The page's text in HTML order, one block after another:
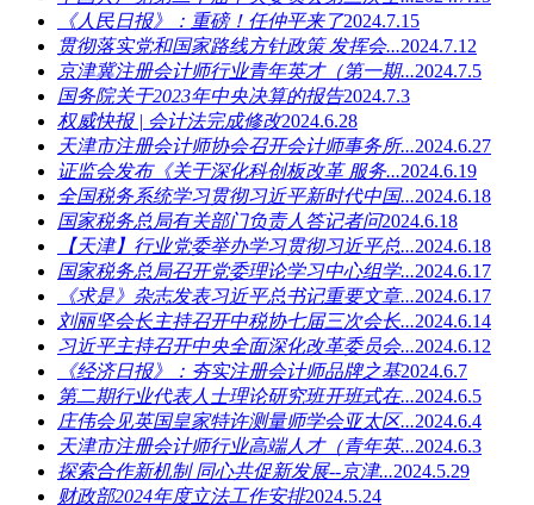
《人民日报》：重磅！任仲平来了2024.7.15
贯彻落实党和国家路线方针政策 发挥会...2024.7.12
京津冀注册会计师行业青年英才（第一期...2024.7.5
国务院关于2023年中央决算的报告2024.7.3
权威快报 | 会计法完成修改2024.6.28
天津市注册会计师协会召开会计师事务所...2024.6.27
证监会发布《关于深化科创板改革 服务...2024.6.19
全国税务系统学习贯彻习近平新时代中国...2024.6.18
国家税务总局有关部门负责人答记者问2024.6.18
【天津】行业党委举办学习贯彻习近平总...2024.6.18
国家税务总局召开党委理论学习中心组学...2024.6.17
《求是》杂志发表习近平总书记重要文章...2024.6.17
刘丽坚会长主持召开中税协七届三次会长...2024.6.14
习近平主持召开中央全面深化改革委员会...2024.6.12
《经济日报》：夯实注册会计师品牌之基2024.6.7
第二期行业代表人士理论研究班开班式在...2024.6.5
庄伟会见英国皇家特许测量师学会亚太区...2024.6.4
天津市注册会计师行业高端人才（青年英...2024.6.3
探索合作新机制 同心共促新发展--京津...2024.5.29
财政部2024年度立法工作安排2024.5.24